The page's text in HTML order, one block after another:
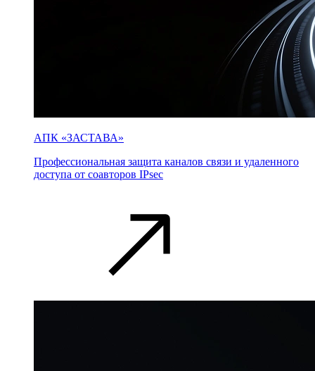
АПК «ЗАСТАВА»
Профессиональная защита каналов связи и удаленного
доступа от соавторов IPsec